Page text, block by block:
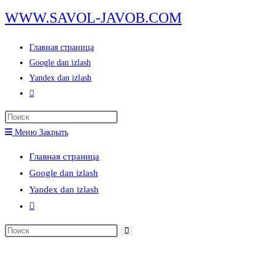
Перейти
к
содержимому
WWW.SAVOL-JAVOB.COM
Главная страница
Google dan izlash
Yandex dan izlash
Переключить
по
веб-
сайту
Меню Закрыть
Главная страница
Google dan izlash
Yandex dan izlash
Переключить
по
Поиск